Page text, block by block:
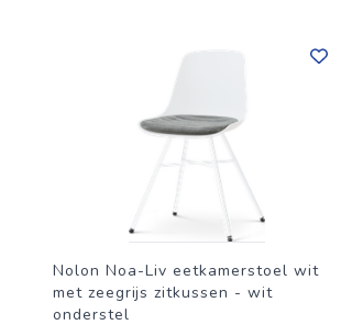
Nolon Noa-Liv eetkamerstoel wit
met zeegrijs zitkussen - wit
onderstel